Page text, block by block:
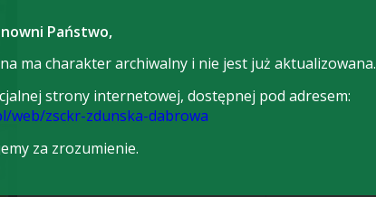
Państwo,
ma charakter archiwalny i nie jest już aktualizowana.
strony internetowej, dostępnej pod adresem:
web/zsckr-zdunska-dabrowa
za zrozumienie.